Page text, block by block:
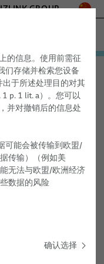
GROUP
高温线缆
线缆
的信息。使用前需征
们存储并检索您设备
出于所述处理目的对其
p. 1 lit. a）。您可以
并对撤销后的信息处
可能会被传输到欧盟/
传输）（例如美
无法与欧盟/欧洲经济
数据的风险
确认选择